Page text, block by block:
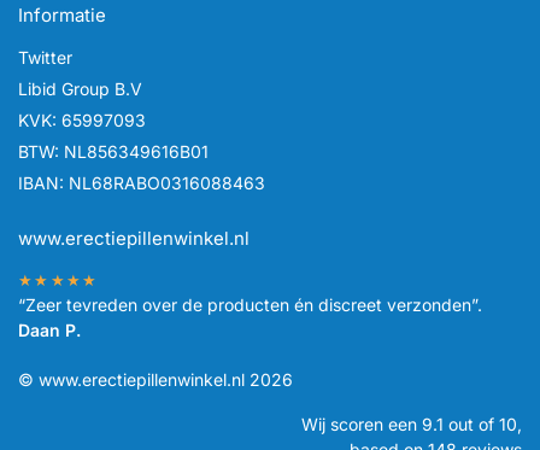
Informatie
Twitter
Libid Group B.V
KVK: 65997093
BTW: NL856349616B01
IBAN: NL68RABO0316088463
www.erectiepillenwinkel.nl
★★★★★
“Zeer tevreden over de producten én discreet verzonden”.
Daan P.
© www.erectiepillenwinkel.nl 2026
Wij scoren een 9.1 out of 10,